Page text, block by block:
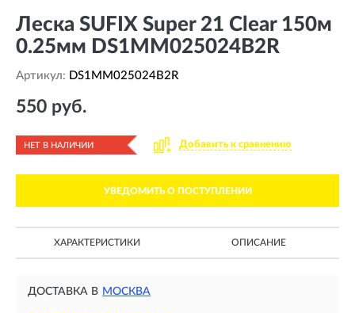
Леска SUFIX Super 21 Clear 150м
0.25мм DS1MM025024B2R
Артикул: DS1MM025024B2R
550 руб.
НЕТ В НАЛИЧИИ Добавить к сравнению
УВЕДОМИТЬ О ПОСТУПЛЕНИИ
ХАРАКТЕРИСТИКИ ОПИСАНИЕ
ДОСТАВКА В МОСКВА